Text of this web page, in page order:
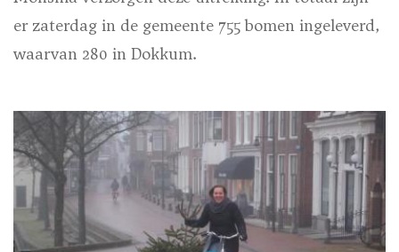
er zaterdag in de gemeente 755 bomen ingeleverd,
waarvan 280 in Dokkum.